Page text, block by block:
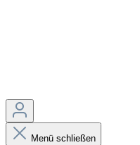
Menü schließen